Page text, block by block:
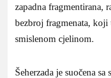
zapadna fragmentirana,
bezbroj fragmenata, koji
smislenom cjelinom.
Šeherzada je suočena